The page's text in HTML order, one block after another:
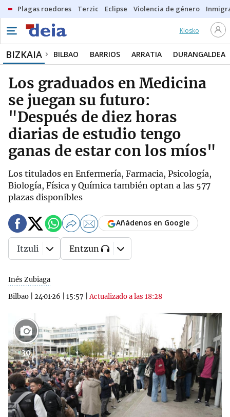
Plagas roedores Terzic Eclipse Violencia de género
Kiosko
BIZKAIA BILBAO BARRIOS ARRATIA DURANGALDEA
Los graduados en Medicina
se juegan su futuro:
"Después de diez horas
diarias de estudio tengo
ganas de estar con los míos"
Los titulados en Enfermería, Farmacia, Psicología,
Biología, Física y Química también optan a las 577
plazas disponibles
Inés Zubiaga
Bilbao
24·01·26 15:57 |Actualizado a las 18:28
Añádenos en Google
Itzuli Entzun
30